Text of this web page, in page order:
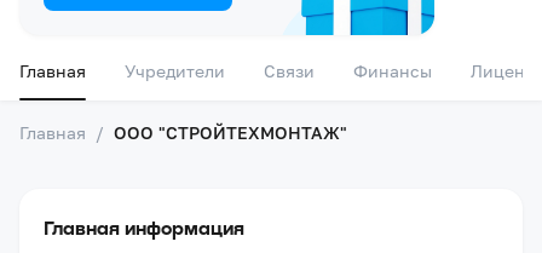
Главная Учредители Связи Финансы
Главная / ООО "СТРОЙТЕХМОНТАЖ"
Главная информация